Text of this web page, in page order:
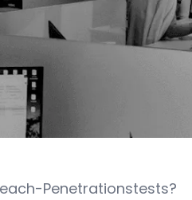
Penetrationstests?